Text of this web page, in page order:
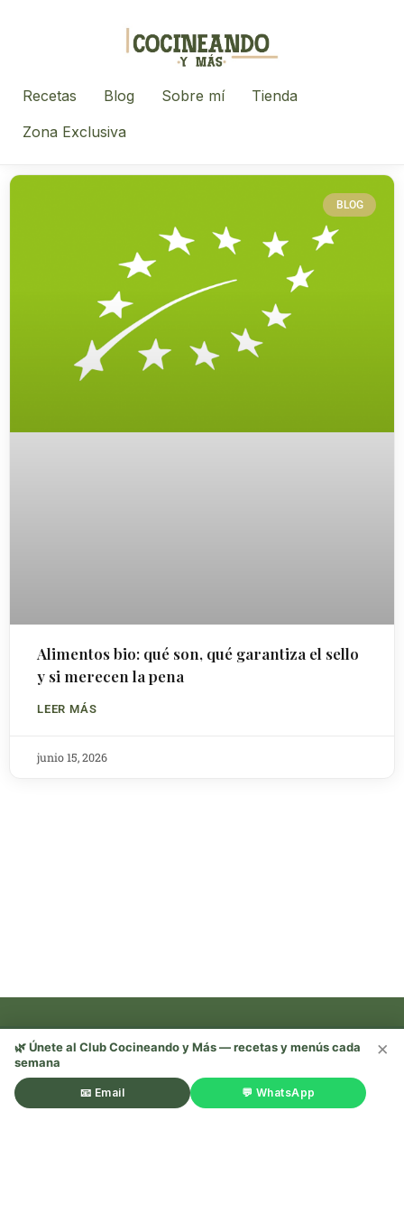
Recetas Blog Sobre mí
Tienda
Zona Exclusiva
BLOG
Alimentos bio: qué son, qué garantiza el sello
y si merecen la pena
LEER MÁS
junio 15, 2026
Recetas, trucos y mucho más —
¡sígueme en redes! 🌿
×
🌿 Únete al Club Cocineando y Más — recetas y menús cada
semana
📧 Email 💬 WhatsApp